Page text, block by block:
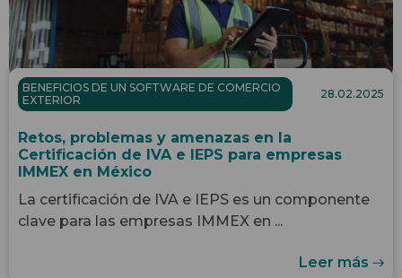
BENEFICIOS DE UN SOFTWARE DE COMERCIO
EXTERIOR
28.02.2025
Retos, problemas y amenazas en la
Certificación de IVA e IEPS para empresas
IMMEX en México
La certificación de IVA e IEPS es un componente
clave para las empresas IMMEX en ...
Leer más